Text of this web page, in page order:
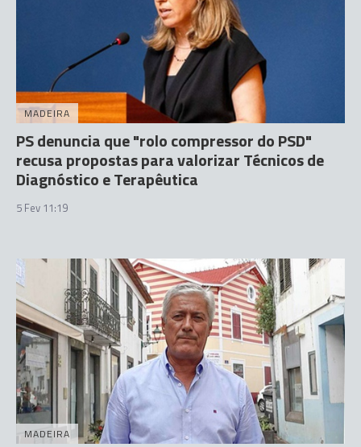
MADEIRA
PS denuncia que "rolo compressor do PSD"
recusa propostas para valorizar Técnicos de
Diagnóstico e Terapêutica
5 Fev 11:19
MADEIRA